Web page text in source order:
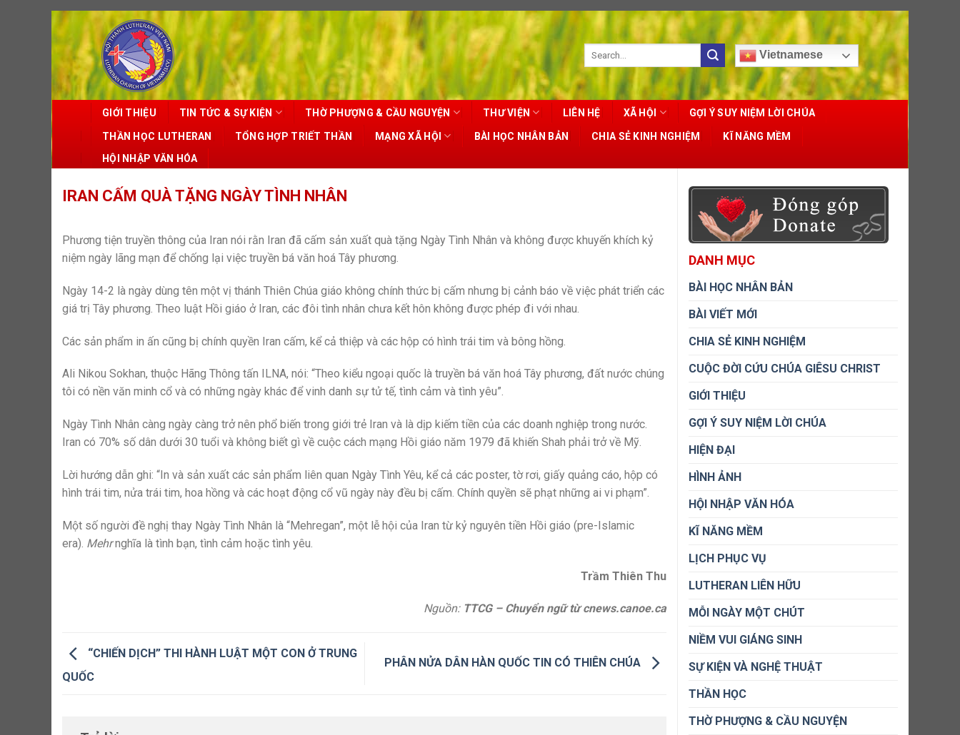
Skip
to
content
Vietnamese
GIỚI THIỆU TIN TỨC & SỰ KIỆN THỜ PHƯỢNG & CẦU NGUYỆN THƯ VIỆN LIÊN HỆ XÃ HỘI GỢI Ý SUY NIỆM LỜI CHÚA
THẦN HỌC LUTHERAN TỔNG HỢP TRIẾT THẦN MẠNG XÃ HỘI BÀI HỌC NHÂN BẢN CHIA SẺ KINH NGHIỆM
KĨ NĂNG MỀM
HỘI NHẬP VĂN HÓA
IRAN CẤM QUÀ TẶNG NGÀY TÌNH NHÂN
Phương tiện truyền thông của Iran nói rằn Iran đã cấm sản xuất quà tặng Ngày Tình Nhân và không được khuyến khích kỷ
niệm ngày lãng mạn để chống lại việc truyền bá văn hoá Tây phương.
Ngày 14-2 là ngày dùng tên một vị thánh Thiên Chúa giáo không chính thức bị cấm nhưng bị cảnh báo về việc phát triển các
giá trị Tây phương. Theo luật Hồi giáo ở Iran, các đôi tình nhân chưa kết hôn không được phép đi với nhau.
Các sản phẩm in ấn cũng bị chính quyền Iran cấm, kể cả thiệp và các hộp có hình trái tim và bông hồng.
Ali Nikou Sokhan, thuộc Hãng Thông tấn ILNA, nói: “Theo kiểu ngoại quốc là truyền bá văn hoá Tây phương, đất nước chúng
tôi có nền văn minh cổ và có những ngày khác để vinh danh sự tử tế, tình cảm và tình yêu”.
Ngày Tình Nhân càng ngày càng trở nên phổ biến trong giới trẻ Iran và là dịp kiếm tiền của các doanh nghiệp trong nước.
Iran có 70% số dân dưới 30 tuổi và không biết gì về cuộc cách mạng Hồi giáo năm 1979 đã khiến Shah phải trở về Mỹ.
Lời hướng dẫn ghi: “In và sản xuất các sản phẩm liên quan Ngày Tình Yêu, kể cả các poster, tờ rơi, giấy quảng cáo, hộp có
hình trái tim, nửa trái tim, hoa hồng và các hoạt động cổ vũ ngày này đều bị cấm. Chính quyền sẽ phạt những ai vi phạm”.
Một số người đề nghị thay Ngày Tình Nhân là “Mehregan”, một lễ hội của Iran từ kỷ nguyên tiền Hồi giáo (pre-Islamic
era). Mehrnghĩa là tình bạn, tình cảm hoặc tình yêu.
Trầm Thiên Thu
Nguồn:TTCG – Chuyển ngữ từ cnews.canoe.ca
“CHIẾN DỊCH” THI HÀNH LUẬT MỘT CON Ở TRUNG
QUỐC
PHÂN NỬA DÂN HÀN QUỐC TIN CÓ THIÊN CHÚA
DANH MỤC
BÀI HỌC NHÂN BẢN
BÀI VIẾT MỚI
CHIA SẺ KINH NGHIỆM
CUỘC ĐỜI CỨU CHÚA GIÊSU CHRIST
GIỚI THIỆU
GỢI Ý SUY NIỆM LỜI CHÚA
HIỆN ĐẠI
HÌNH ẢNH
HỘI NHẬP VĂN HÓA
KĨ NĂNG MỀM
LỊCH PHỤC VỤ
LUTHERAN LIÊN HỮU
MỖI NGÀY MỘT CHÚT
NIỀM VUI GIÁNG SINH
SỰ KIỆN VÀ NGHỆ THUẬT
THẦN HỌC
THỜ PHƯỢNG & CẦU NGUYỆN